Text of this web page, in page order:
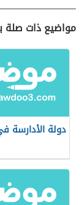
مواضيع ذات صلة
دولة الأدارسة